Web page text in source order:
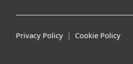
Privacy Policy | Cookie Policy